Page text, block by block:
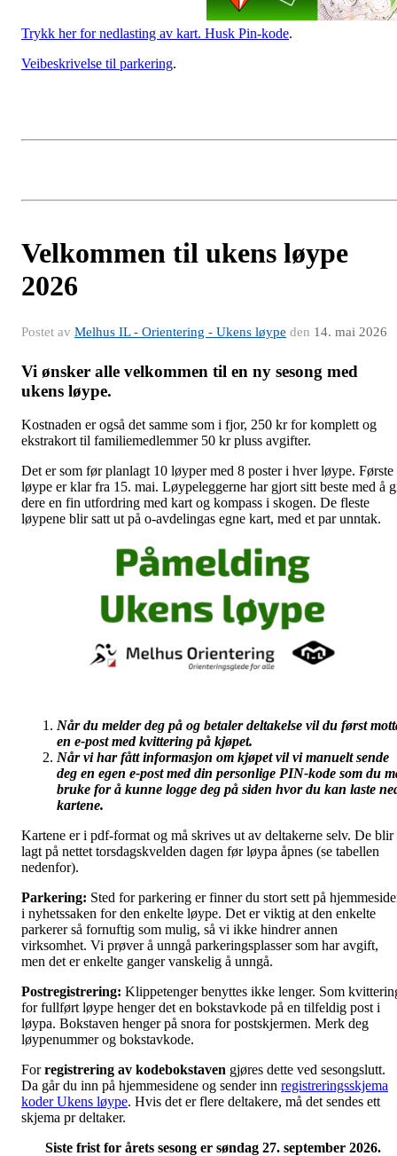
Trykk her for nedlasting av kart. Husk Pin-kode.
Veibeskrivelse til parkering.
Velkommen til ukens løype
2026
Postet av Melhus IL - Orientering - Ukens løype den 14. mai 2026
Vi ønsker alle velkommen til en ny sesong med
ukens løype.
Kostnaden er også det samme som i fjor, 250 kr for komplett og
ekstrakort til familiemedlemmer 50 kr pluss avgifter.
Det er som før planlagt 10 løyper med 8 poster i hver løype. Første
løype er klar fra 15. mai. Løypeleggerne har gjort sitt beste med å
dere en fin utfordring med kart og kompass i skogen. De fleste
løypene blir satt ut på o-avdelingas egne kart, med et par unntak.
Når du melder deg på og betaler deltakelse vil du først
en e-post med kvittering på kjøpet.
Når vi har fått informasjon om kjøpet vil vi manuelt sende
deg en egen e-post med din personlige PIN-kode som du
bruke for å kunne logge deg på siden hvor du kan laste
kartene.
Kartene er i pdf-format og må skrives ut av deltakerne selv. De blir
lagt på nettet torsdagskvelden dagen før løypa åpnes (se tabellen
nedenfor).
Parkering: Sted for parkering er finner du stort sett på
i nyhetssaken for den enkelte løype. Det er viktig at den enkelte
parkerer så fornuftig som mulig, så vi ikke hindrer annen
virksomhet. Vi prøver å unngå parkeringsplasser som har avgift,
men det er enkelte ganger vanskelig å unngå.
Postregistrering: Klippetenger benyttes ikke lenger. Som
for fullført løype henger det en bokstavkode på en tilfeldig post i
løypa. Bokstaven henger på snora for postskjermen. Merk deg
løypenummer og bokstavkode.
Forregistrering av kodebokstaven gjøres dette ved sesongslutt.
Da går du inn på hjemmesidene og sender inn registreringsskjema
koder Ukens løype. Hvis det er flere deltakere, må det sendes ett
skjema pr deltaker.
Siste frist for årets sesong er søndag 27. september 2026.